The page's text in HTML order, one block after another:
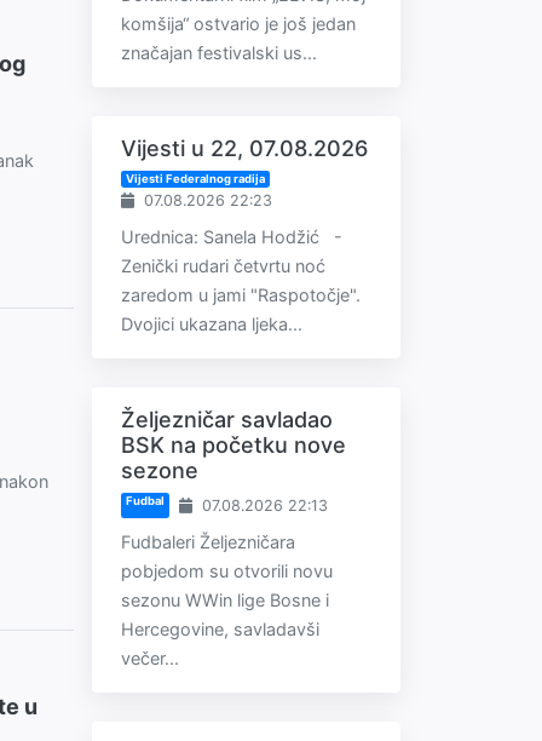
u
komšija“ ostvario je još jedan
značajan festivalski us...
Vijesti u 22, 07.08.2026
Vijesti Federalnog radija
07.08.2026 22:23
Urednica: Sanela Hodžić -
Zenički rudari četvrtu noć
zaredom u jami "Raspotočje".
Dvojici ukazana ljeka...
Željezničar savladao
BSK na početku nove
sezone
Fudbal 07.08.2026 22:13
Fudbaleri Željezničara
pobjedom su otvorili novu
sezonu WWin lige Bosne i
Hercegovine, savladavši
večer...